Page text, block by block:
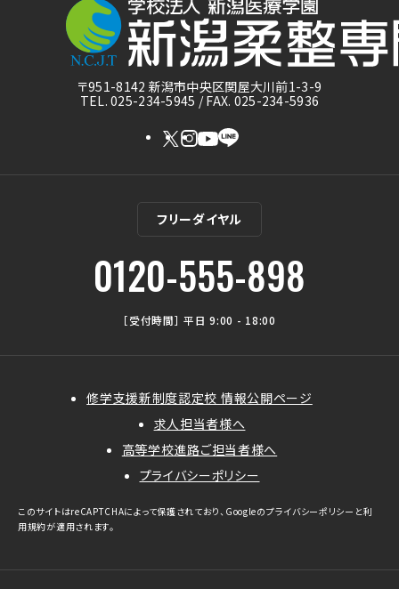
〒951-8142 新潟市中央区関屋大川前1-3-9
TEL. 025-234-5945 / FAX. 025-234-5936
フリーダイヤル
0120-555-898
［受付時間］ 平日 9:00 - 18:00
修学支援新制度認定校 情報公開ページ
求人担当者様へ
高等学校進路ご担当者様へ
プライバシーポリシー
このサイトはreCAPTCHAによって保護されており、Googleのプライバシーポリシー と利
用規約が適用されます。